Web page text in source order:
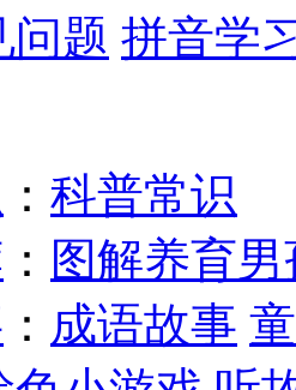
问题 拼音学
： 科普常识
： 图解养育男
： 成语故事